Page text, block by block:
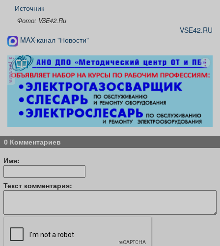
Источник
Фото: VSE42.Ru
VSE42.RU
MAX-канал "Новости"
реклама
0 Комментариев
Имя:
Текст комментария: